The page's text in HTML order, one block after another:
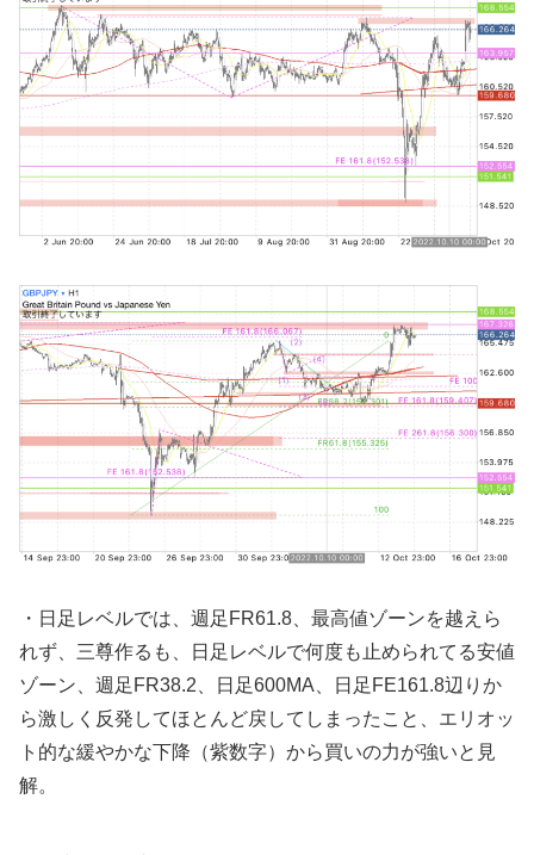
・日足レベルでは、週足FR61.8、最高値ゾーンを越えら
れず、三尊作るも、日足レベルで何度も止められてる安値
ゾーン、週足FR38.2、日足600MA、日足FE161.8辺りか
ら激しく反発してほとんど戻してしまったこと、エリオッ
ト的な緩やかな下降（紫数字）から買いの力が強いと見
解。